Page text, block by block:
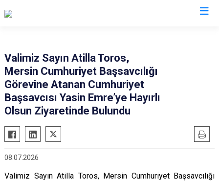
Valimiz Sayın Atilla Toros,
Mersin Cumhuriyet Başsavcılığı
Görevine Atanan Cumhuriyet
Başsavcısı Yasin Emre’ye Hayırlı
Olsun Ziyaretinde Bulundu
08.07.2026
Valimiz Sayın Atilla Toros, Mersin Cumhuriyet Başsavcılığı